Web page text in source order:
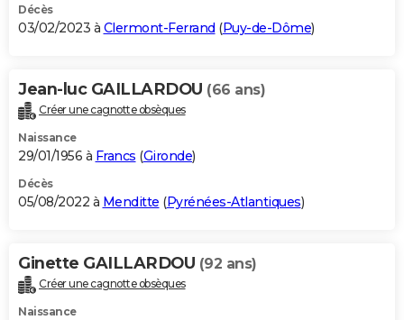
Décès
03/02/2023 à Clermont-Ferrand (Puy-de-Dôme)
Jean-luc GAILLARDOU (66 ans)
Créer une cagnotte obsèques
Naissance
29/01/1956 à Francs (Gironde)
Décès
05/08/2022 à Menditte (Pyrénées-Atlantiques)
Ginette GAILLARDOU (92 ans)
Créer une cagnotte obsèques
Naissance